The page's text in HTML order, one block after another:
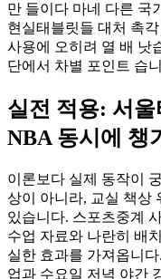
만 들이다 마네 다른 국
현실태블릿들 대처 촉
사용에 오히려 열 배 낫
단에서 차별 포인트 습
실전 적용: 서
NBA 동시에 챙
이론보다 실제 동작이
상이 아니라, 교실 책상
있습니다. 스포츠중계
수업 자료와 나란히 배
실한 효과를 가져옵니
업과 수요일 저녁 야간